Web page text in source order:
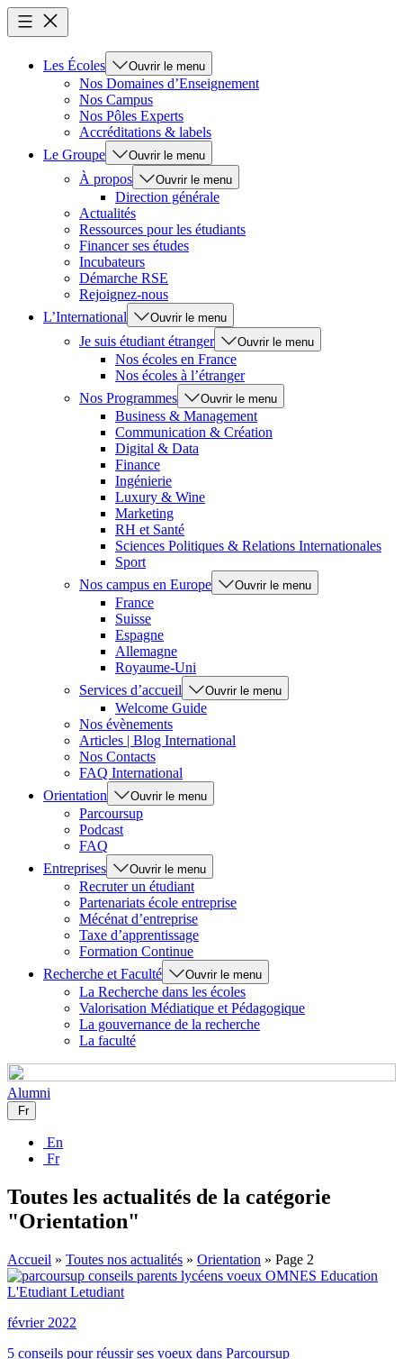
Les Écoles Ouvrir le menu
Nos Domaines d’Enseignement
Nos Campus
Nos Pôles Experts
Accréditations & labels
Le Groupe
Ouvrir le menu
À propos Ouvrir le menu
Direction générale
Actualités
Ressources pour les étudiants
Financer ses études
Incubateurs
Démarche RSE
Rejoignez-nous
L’International
Ouvrir le menu
Je suis étudiant étranger Ouvrir le menu
Nos écoles en France
Nos écoles à l’étranger
Nos Programmes
Ouvrir le menu
Business & Management
Communication & Création
Digital & Data
Finance
Ingénierie
Luxury & Wine
Marketing
RH et Santé
Sciences Politiques & Relations Internationales
Sport
Nos campus en Europe
Ouvrir le menu
France
Suisse
Espagne
Allemagne
Royaume-Uni
Services d’accueil
Ouvrir le menu
Welcome Guide
Nos évènements
Articles | Blog International
Nos Contacts
FAQ International
Orientation
Ouvrir le menu
Parcoursup
Podcast
FAQ
Entreprises
Ouvrir le menu
Recruter un étudiant
Partenariats école entreprise
Mécénat d’entreprise
Taxe d’apprentissage
Formation Continue
Recherche et Faculté
Ouvrir le menu
La Recherche dans les écoles
Valorisation Médiatique et Pédagogique
La gouvernance de la recherche
La faculté
Alumni
Fr
En
Fr
Toutes les actualités de la catégorie
"Orientation"
Accueil » Toutes nos actualités » Orientation » Page 2
février 2022
5 conseils pour réussir ses voeux dans Parcoursup